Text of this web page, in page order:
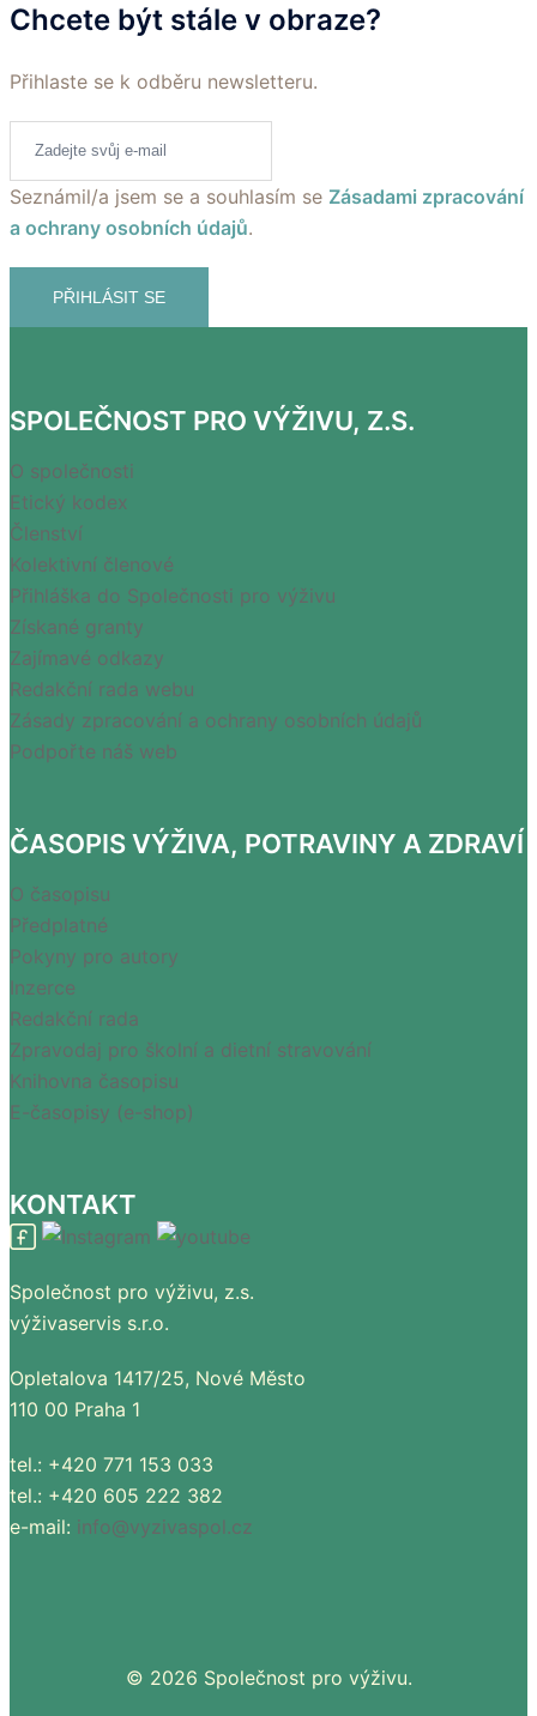
Chcete být stále v obraze?
Přihlaste se k odběru newsletteru.
Seznámil/a jsem se a souhlasím se Zásadami zpracování
a ochrany osobních údajů.
PŘIHLÁSIT SE
SPOLEČNOST PRO VÝŽIVU, Z.S.
O společnosti
Etický kodex
Členství
Kolektivní členové
Přihláška do Společnosti pro výživu
Získané granty
Zajímavé odkazy
Redakční rada webu
Zásady zpracování a ochrany osobních údajů
Podpořte náš web
ČASOPIS VÝŽIVA, POTRAVINY A ZDRAVÍ
O časopisu
Předplatné
Pokyny pro autory
Inzerce
Redakční rada
Zpravodaj pro školní a dietní stravování
Knihovna časopisu
E-časopisy (e-shop)
KONTAKT
Společnost pro výživu, z.s.
výživaservis s.r.o.
Opletalova 1417/25, Nové Město
110 00 Praha 1
tel.: +420 771 153 033
tel.: +420 605 222 382
e-mail: info@vyzivaspol.cz
© 2026 Společnost pro výživu.